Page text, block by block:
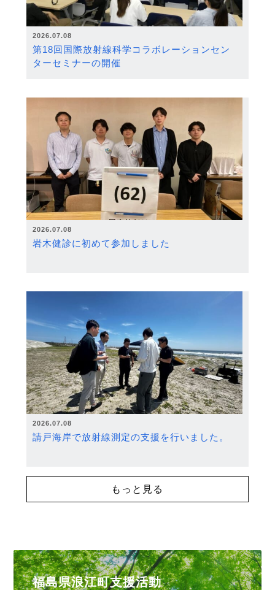
2026.07.08
第18回国際放射線科学コラボレーションセン
ターセミナーの開催
2026.07.08
岩木健診に初めて参加しました
2026.07.08
請戸海岸で放射線測定の支援を行いました。
もっと見る
福島県浪江町支援活動